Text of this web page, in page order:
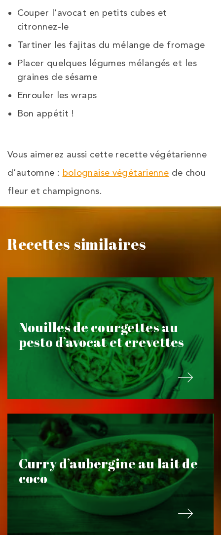
Couper l’avocat en petits cubes et
citronnez-le
Tartiner les fajitas du mélange de fromage
Placer quelques légumes mélangés et les
graines de sésame
Enrouler les wraps
Bon appétit !
Vous aimerez aussi cette recette végétarienne
d’automne : bolognaise végétarienne de chou
fleur et champignons.
Recettes similaires
Nouilles de courgettes au
pesto d’avocat et crevettes
Curry d’aubergine au lait de
coco